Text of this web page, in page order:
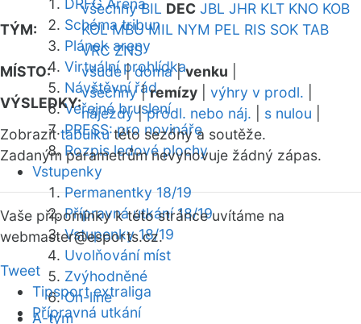
DRFG Arena
Schéma tribun
Plánek areny
Virtuální prohlídka
Návštěvní řád
Veřejné bruslení
PRESS: pro novináře
Rozpis ledové plochy
Vstupenky
Permanentky 18/19
Přípravná utkání 18/19
Vstupenky 18/19
Uvolňování míst
Zvýhodněné
On-line
A-tým
TÝM:
všechny BIL DEC JBL JHR KLT KNO KOB
KOL MBU MIL NYM PEL RIS SOK TAB
VRC ZNS
MÍSTO:
všude|doma|venku
VÝSLEDKY:
všechny|remízy výhry v prodl.
nájezdy|prodl. nebo náj. s nulou
Zobrazittabulkutéto sezóny a soutěže.
Zadaným parametrům nevyhovuje žádný zápas.
Vaše připomínky k této stránce uvítáme na
webmaster@esports.cz.
Tweet
Tipsport extraliga
Přípravná utkání